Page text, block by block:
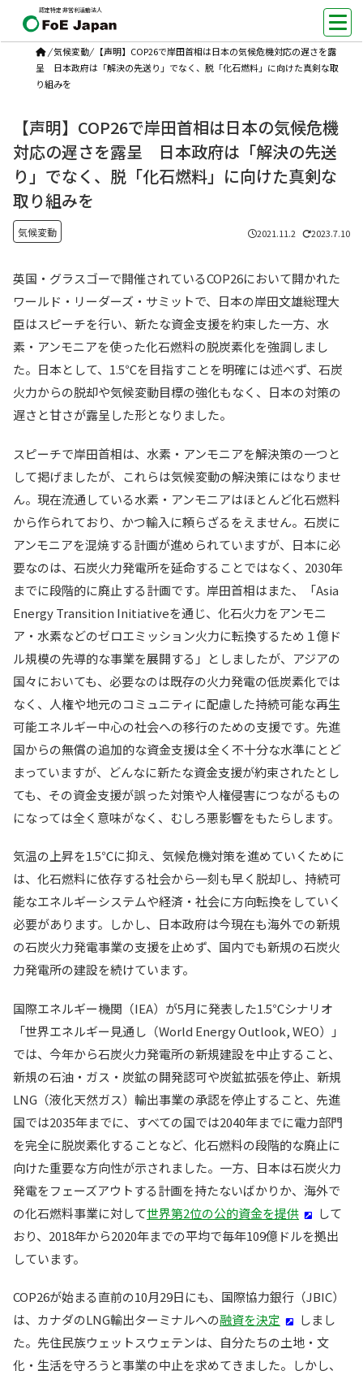
認定特定非営利活動法人
/気候変動/
【声明】COP26で岸田首相は日本の気候危機対応の遅さを露
呈 日本政府は「解決の先送り」でなく、脱「化石燃料」に向けた真剣な取
り組みを
【声明】COP26で岸田首相は日本の気候危機
対応の遅さを露呈 日本政府は「解決の先送
り」でなく、脱「化石燃料」に向けた真剣な
取り組みを
気候変動 2021.11.2 2023.7.10
英国・グラスゴーで開催されているCOP26において開かれた
ワールド・リーダーズ・サミットで、日本の岸田文雄総理大
臣はスピーチを行い、新たな資金支援を約束した一方、水
素・アンモニアを使った化石燃料の脱炭素化を強調しまし
た。日本として、1.5℃を目指すことを明確には述べず、石炭
火力からの脱却や気候変動目標の強化もなく、日本の対策の
遅さと甘さが露呈した形となりました。
スピーチで岸田首相は、水素・アンモニアを解決策の一つと
して掲げましたが、これらは気候変動の解決策にはなりませ
ん。現在流通している水素・アンモニアはほとんど化石燃料
から作られており、かつ輸入に頼らざるをえません。石炭に
アンモニアを混焼する計画が進められていますが、日本に必
要なのは、石炭火力発電所を延命することではなく、2030年
までに段階的に廃止する計画です。岸田首相はまた、「Asia
Energy Transition Initiativeを通じ、化石火力をアンモニ
ア・水素などのゼロエミッション火力に転換するため１億ド
ル規模の先導的な事業を展開する」としましたが、アジアの
国々においても、必要なのは既存の火力発電の低炭素化では
なく、人権や地元のコミュニティに配慮した持続可能な再生
可能エネルギー中心の社会への移行のための支援です。先進
国からの無償の追加的な資金支援は全く不十分な水準にとど
まっていますが、どんなに新たな資金支援が約束されたとし
ても、その資金支援が誤った対策や人権侵害につながるもの
になっては全く意味がなく、むしろ悪影響をもたらします。
気温の上昇を1.5℃に抑え、気候危機対策を進めていくために
は、化石燃料に依存する社会から一刻も早く脱却し、持続可
能なエネルギーシステムや経済・社会に方向転換をしていく
必要があります。しかし、日本政府は今現在も海外での新規
の石炭火力発電事業の支援を止めず、国内でも新規の石炭火
力発電所の建設を続けています。
国際エネルギー機関（IEA）が5月に発表した1.5℃シナリオ
「世界エネルギー見通し（World Energy Outlook, WEO）」
では、今年から石炭火力発電所の新規建設を中止すること、
新規の石油・ガス・炭鉱の開発認可や炭鉱拡張を停止、新規
LNG（液化天然ガス）輸出事業の承認を停止すること、先進
国では2035年までに、すべての国では2040年までに電力部門
を完全に脱炭素化することなど、化石燃料の段階的な廃止に
向けた重要な方向性が示されました。一方、日本は石炭火力
発電をフェーズアウトする計画を持たないばかりか、海外で
の化石燃料事業に対して世界第2位の公的資金を提供
して
おり、2018年から2020年までの平均で毎年109億ドルを拠出
しています。
COP26が始まる直前の10月29日にも、国際協力銀行（JBIC）
は、カナダのLNG輸出ターミナルへの融資を決定
しまし
た。先住民族ウェットスウェテンは、自分たちの土地・文
化・生活を守ろうと事業の中止を求めてきました。しかし、